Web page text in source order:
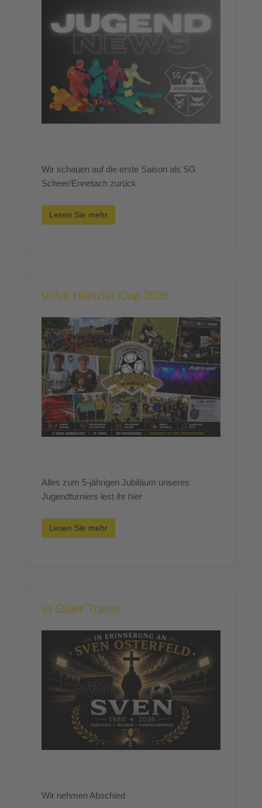
Wir schauen auf die erste Saison als SG
Scheer/Ennetach zurück
Lesen Sie mehr
Volvo Heinzler Cup 2026
Alles zum 5-jährigen Jubiläum unseres
Jugendturniers lest ihr hier
Lesen Sie mehr
In Stiller Trauer
Wir nehmen Abschied